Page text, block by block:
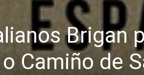
Brigan
Camiño de